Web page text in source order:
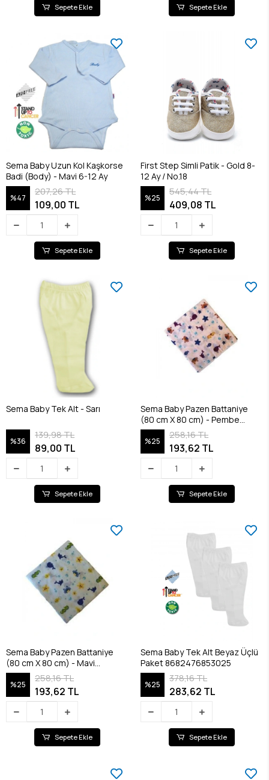
Sepete Ekle Sepete Ekle
Sema Baby Uzun Kol Kaşkorse
Badi (Body) - Mavi 6-12 Ay
%47
207,26 TL
109,00 TL
Sepete Ekle
First Step Simli Patik - Gold 8-
12 Ay / No.18
%25
545,44 TL
409,08 TL
Sepete Ekle
Sema Baby Tek Alt - Sarı
%36
139,98 TL
89,00 TL
Sepete Ekle
Sema Baby Pazen Battaniye
(80 cm X 80 cm) - Pembe
8682476853117
%25
258,16 TL
193,62 TL
Sepete Ekle
Sema Baby Pazen Battaniye
(80 cm X 80 cm) - Mavi
8682476853100
%25
258,16 TL
193,62 TL
Sepete Ekle
Sema Baby Tek Alt Beyaz Üçlü
Paket 8682476853025
%25
378,16 TL
283,62 TL
Sepete Ekle